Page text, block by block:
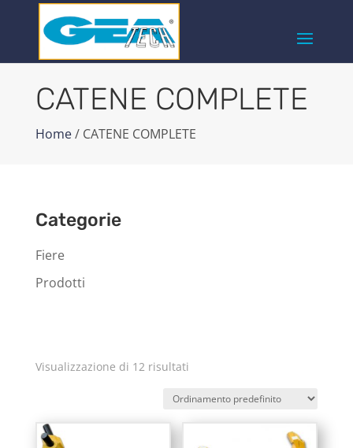
CATENE COMPLETE
Home/ CATENE COMPLETE
Categorie
Fiere
Prodotti
Visualizzazione di 12 risultati